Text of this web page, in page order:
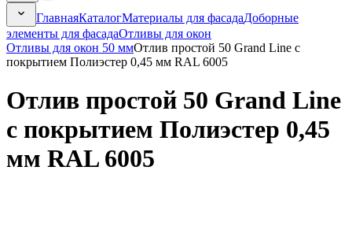
ГлавнаяКаталогМатериалы для фасадаДоборные
элементы для фасадаОтливы для окон
Отливы для окон 50 ммОтлив простой 50 Grand Line с
покрытием Полиэстер 0,45 мм RAL 6005
Отлив простой 50 Grand Line
с покрытием Полиэстер 0,45
мм RAL 6005